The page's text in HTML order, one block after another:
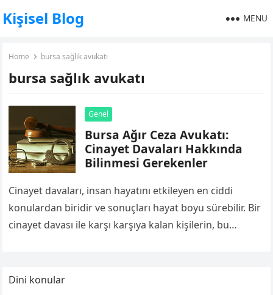
Kişisel Blog MENU
Home bursa sağlık avukatı
bursa sağlık avukatı
Genel
Bursa Ağır Ceza Avukatı:
Cinayet Davaları Hakkında
Bilinmesi Gerekenler
Cinayet davaları, insan hayatını etkileyen en ciddi
konulardan biridir ve sonuçları hayat boyu sürebilir. Bir
cinayet davası ile karşı karşıya kalan kişilerin, bu
Dini konular